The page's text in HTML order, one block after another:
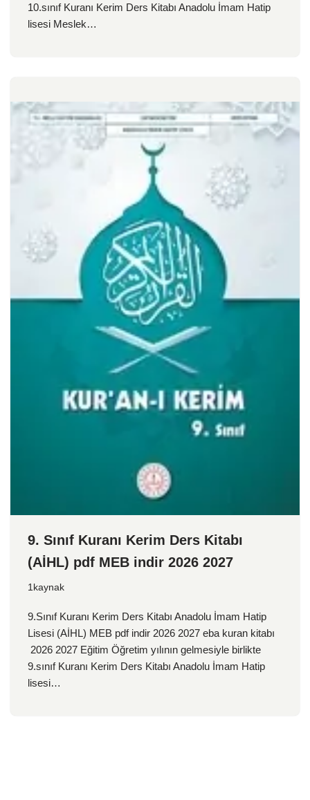
10.sınıf Kuranı Kerim Ders Kitabı Anadolu İmam Hatip
lisesi Meslek…
9. Sınıf Kuranı Kerim Ders Kitabı
(AİHL) pdf MEB indir 2026 2027
1kaynak
9.Sınıf Kuranı Kerim Ders Kitabı Anadolu İmam Hatip
Lisesi (AİHL) MEB pdf indir 2026 2027 eba kuran kitabı
2026 2027 Eğitim Öğretim yılının gelmesiyle birlikte
9.sınıf Kuranı Kerim Ders Kitabı Anadolu İmam Hatip
lisesi…